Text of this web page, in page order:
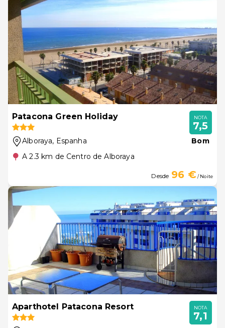
Patacona Green Holiday
Alboraya, Espanha
A 2.3 km de Centro de Alboraya
NOTA
7,5
Bom
Desde 96 €/ Noite
Aparthotel Patacona Resort NOTA
7,1